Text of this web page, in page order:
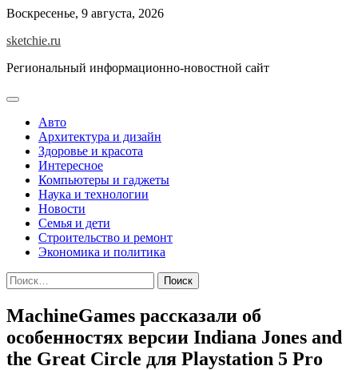
Skip
content
Воскресенье, 9 августа, 2026
sketchie.ru
Региональный информационно-новостной сайт
Авто
Архитектура и дизайн
Здоровье и красота
Интересное
Компьютеры и гаджеты
Наука и технологии
Новости
Семья и дети
Строительство и ремонт
Экономика и политика
Найти:
MachineGames рассказали об
особенностях версии Indiana Jones and
the Great Circle для Playstation 5 Pro